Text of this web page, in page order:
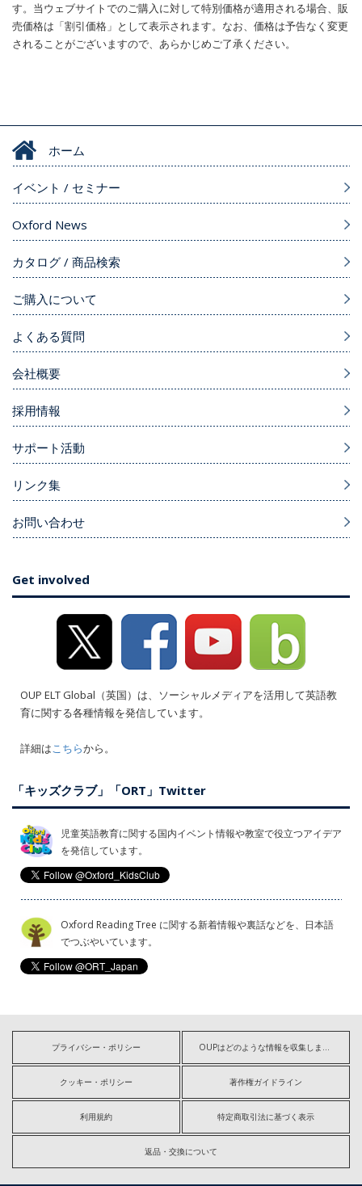
す。当ウェブサイトでのご購入に対して特別価格が適用される場合、販
売価格は「割引価格」として表示されます。なお、価格は予告なく変更
されることがございますので、あらかじめご了承ください。
ホーム
イベント / セミナー
Oxford News
カタログ / 商品検索
ご購入について
よくある質問
会社概要
採用情報
サポート活動
リンク集
お問い合わせ
Get involved
OUP ELT Global（英国）は、ソーシャルメディアを活用して英語教
育に関する各種情報を発信しています。
詳細はこちらから。
「キッズクラブ」「ORT」Twitter
児童英語教育に関する国内イベント情報や教室で役立つアイデア
を発信しています。
Oxford Reading Tree に関する新着情報や裏話などを、日本語
でつぶやいています。
プライバシー・ポリシー OUPはどのような情報を収集しますか?
クッキー・ポリシー 著作権ガイドライン
利用規約 特定商取引法に基づく表示
返品・交換について